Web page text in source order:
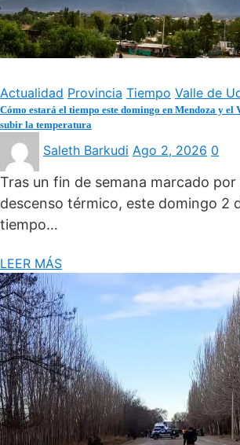
Actualidad Provincia Tiempo Valle de
Cómo estará el tiempo este domingo en Mendoza y el
subir la temperatura
Saleth Barkudi Ago 2, 2026 0
Tras un fin de semana marcado
descenso térmico, este domingo 2
tiempo…
LEER MÁS